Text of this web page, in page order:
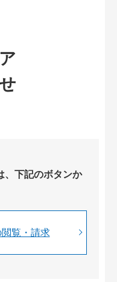
、下記のボタンか
覧・請求